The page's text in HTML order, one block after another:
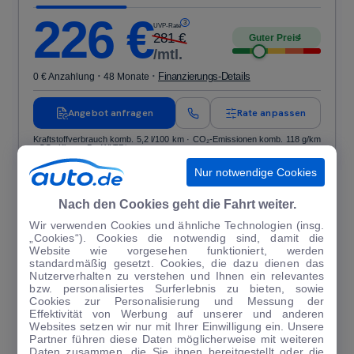
226 €UVP-Rate 3
281€
/mtl.
Guter Preis4
0 € Anzahlung · 48 Monate · Finanzierungs-Details
Angebot anfragen Rate anpassen
Kraftstoffverbrauch komb. 5,2 l/100 km · CO₂-Emissionen komb. 118 g/km
· CO₂-Klasse D · WLTP*
Auf auto.de finden Sie täglich aktuelle Nachrichten rund ums Auto. All
das gibt es auch als Newsletter - bequem per E-Mail direkt in Ihr
Postfach. Sie können den täglichen Überblick zu den aktuellen
Nachrichten kostenlos abonnieren und sind so immer sofort informiert.
JETZT ANMELDEN
Nur notwendige Cookies
Nach den Cookies geht die Fahrt weiter.
Wir verwenden Cookies und ähnliche Technologien (insg.
„Cookies“). Cookies die notwendig sind, damit die
Website wie vorgesehen funktioniert, werden
standardmäßig gesetzt. Cookies, die dazu dienen das
Nutzerverhalten zu verstehen und Ihnen ein relevantes
bzw. personalisiertes Surferlebnis zu bieten, sowie
Cookies zur Personalisierung und Messung der
Effektivität von Werbung auf unserer und anderen
Websites setzen wir nur mit Ihrer Einwilligung ein. Unsere
Partner führen diese Daten möglicherweise mit weiteren
Daten zusammen, die Sie ihnen bereitgestellt oder die